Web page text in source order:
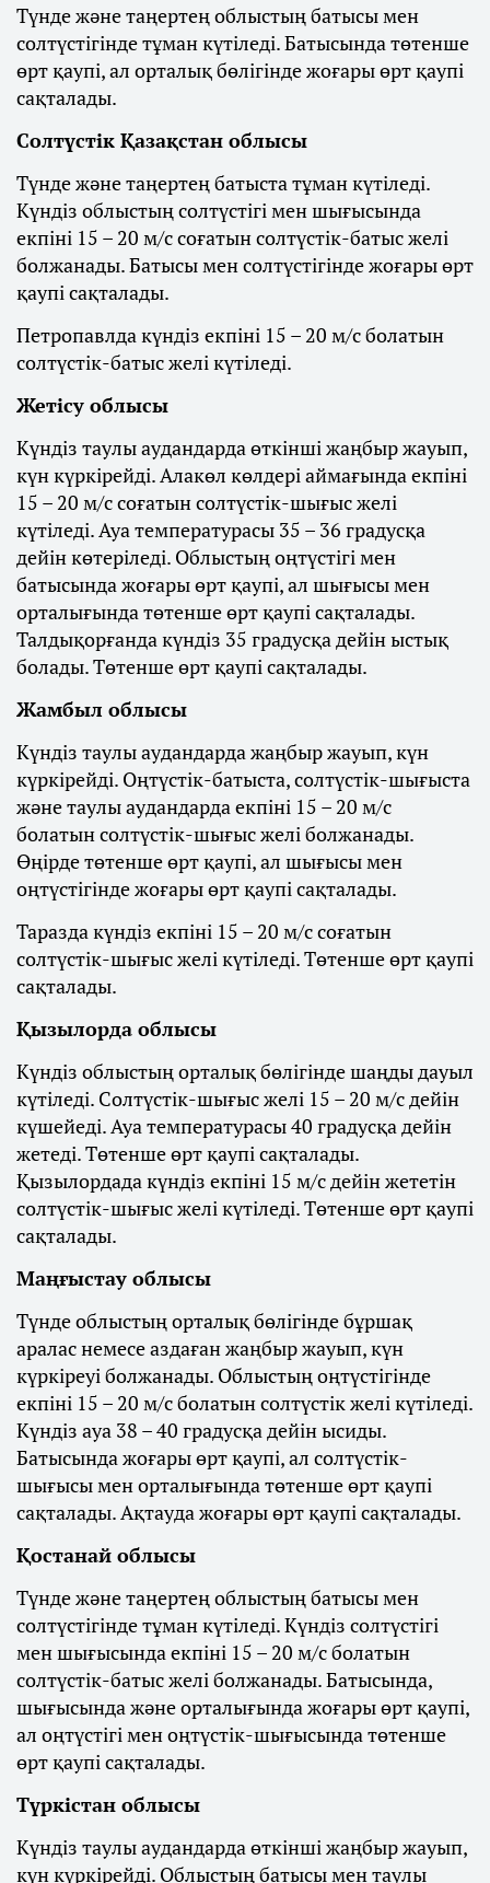
Түнде және таңертең облыстың батысы мен
солтүстігінде тұман күтіледі. Батысында төтенше
өрт қаупі, ал орталық бөлігінде жоғары өрт қаупі
сақталады.
Солтүстік Қазақстан облысы
Түнде және таңертең батыста тұман күтіледі.
Күндіз облыстың солтүстігі мен шығысында
екпіні 15 – 20 м/с соғатын солтүстік-батыс желі
болжанады. Батысы мен солтүстігінде жоғары өрт
қаупі сақталады.
Петропавлда күндіз екпіні 15 – 20 м/с болатын
солтүстік-батыс желі күтіледі.
Жетісу облысы
Күндіз таулы аудандарда өткінші жаңбыр жауып,
күн күркірейді. Алакөл көлдері аймағында екпіні
15 – 20 м/с соғатын солтүстік-шығыс желі
күтіледі. Ауа температурасы 35 – 36 градусқа
дейін көтеріледі. Облыстың оңтүстігі мен
батысында жоғары өрт қаупі, ал шығысы мен
орталығында төтенше өрт қаупі сақталады.
Талдықорғанда күндіз 35 градусқа дейін ыстық
болады. Төтенше өрт қаупі сақталады.
Жамбыл облысы
Күндіз таулы аудандарда жаңбыр жауып, күн
күркірейді. Оңтүстік-батыста, солтүстік-шығыста
және таулы аудандарда екпіні 15 – 20 м/с
болатын солтүстік-шығыс желі болжанады.
Өңірде төтенше өрт қаупі, ал шығысы мен
оңтүстігінде жоғары өрт қаупі сақталады.
Таразда күндіз екпіні 15 – 20 м/с соғатын
солтүстік-шығыс желі күтіледі. Төтенше өрт қаупі
сақталады.
Қызылорда облысы
Күндіз облыстың орталық бөлігінде шаңды дауыл
күтіледі. Солтүстік-шығыс желі 15 – 20 м/с дейін
күшейеді. Ауа температурасы 40 градусқа дейін
жетеді. Төтенше өрт қаупі сақталады.
Қызылордада күндіз екпіні 15 м/с дейін жететін
солтүстік-шығыс желі күтіледі. Төтенше өрт қаупі
сақталады.
Маңғыстау облысы
Түнде облыстың орталық бөлігінде бұршақ
аралас немесе аздаған жаңбыр жауып, күн
күркіреуі болжанады. Облыстың оңтүстігінде
екпіні 15 – 20 м/с болатын солтүстік желі күтіледі.
Күндіз ауа 38 – 40 градусқа дейін ысиды.
Батысында жоғары өрт қаупі, ал солтүстік-
шығысы мен орталығында төтенше өрт қаупі
сақталады. Ақтауда жоғары өрт қаупі сақталады.
Қостанай облысы
Түнде және таңертең облыстың батысы мен
солтүстігінде тұман күтіледі. Күндіз солтүстігі
мен шығысында екпіні 15 – 20 м/с болатын
солтүстік-батыс желі болжанады. Батысында,
шығысында және орталығында жоғары өрт қаупі,
ал оңтүстігі мен оңтүстік-шығысында төтенше
өрт қаупі сақталады.
Түркістан облысы
Күндіз таулы аудандарда өткінші жаңбыр жауып,
күн күркірейді. Облыстың батысы мен таулы